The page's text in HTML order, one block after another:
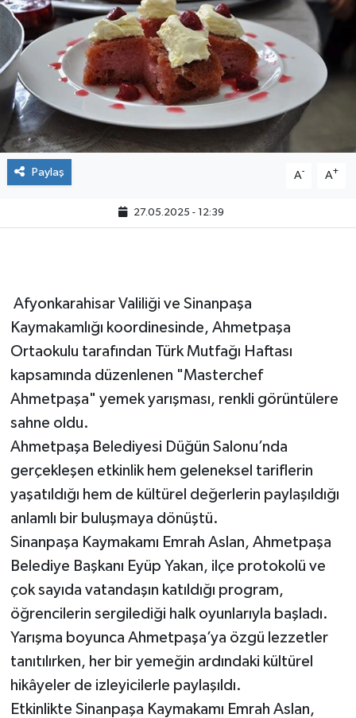
Paylaş A- A+
27.05.2025 - 12:39
Afyonkarahisar Valiliği ve Sinanpaşa
Kaymakamlığı koordinesinde, Ahmetpaşa
Ortaokulu tarafından Türk Mutfağı Haftası
kapsamında düzenlenen "Masterchef
Ahmetpaşa" yemek yarışması, renkli görüntülere
sahne oldu.
Ahmetpaşa Belediyesi Düğün Salonu’nda
gerçekleşen etkinlik hem geleneksel tariflerin
yaşatıldığı hem de kültürel değerlerin paylaşıldığı
anlamlı bir buluşmaya dönüştü.
Sinanpaşa Kaymakamı Emrah Aslan, Ahmetpaşa
Belediye Başkanı Eyüp Yakan, ilçe protokolü ve
çok sayıda vatandaşın katıldığı program,
öğrencilerin sergilediği halk oyunlarıyla başladı.
Yarışma boyunca Ahmetpaşa’ya özgü lezzetler
tanıtılırken, her bir yemeğin ardındaki kültürel
hikâyeler de izleyicilerle paylaşıldı.
Etkinlikte Sinanpaşa Kaymakamı Emrah Aslan,